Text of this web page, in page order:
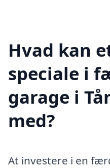
Hvad kan
speciale i
garage i
med?
At investere i en